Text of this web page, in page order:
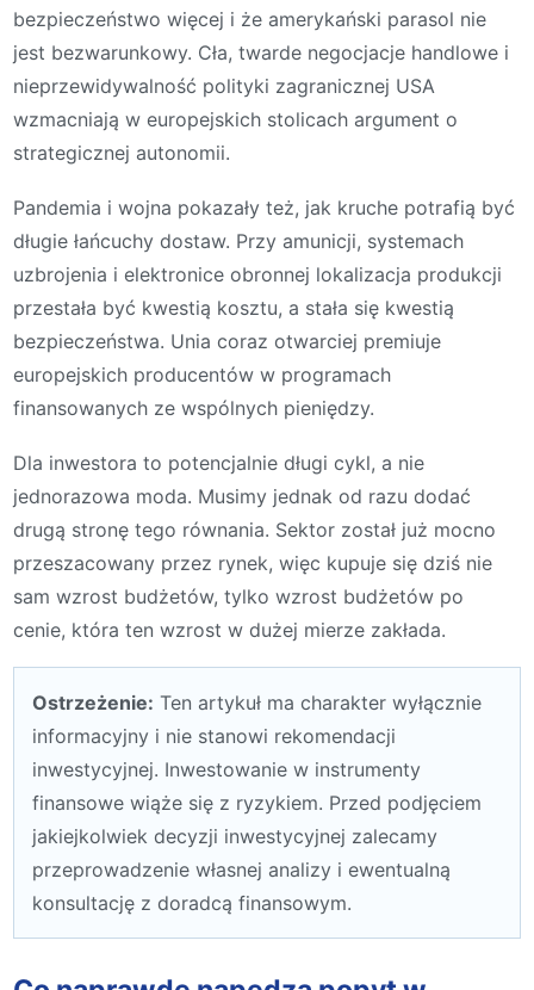
bezpieczeństwo więcej i że amerykański parasol nie
jest bezwarunkowy. Cła, twarde negocjacje handlowe i
nieprzewidywalność polityki zagranicznej USA
wzmacniają w europejskich stolicach argument o
strategicznej autonomii.
Pandemia i wojna pokazały też, jak kruche potrafią być
długie łańcuchy dostaw. Przy amunicji, systemach
uzbrojenia i elektronice obronnej lokalizacja produkcji
przestała być kwestią kosztu, a stała się kwestią
bezpieczeństwa. Unia coraz otwarciej premiuje
europejskich producentów w programach
finansowanych ze wspólnych pieniędzy.
Dla inwestora to potencjalnie długi cykl, a nie
jednorazowa moda. Musimy jednak od razu dodać
drugą stronę tego równania. Sektor został już mocno
przeszacowany przez rynek, więc kupuje się dziś nie
sam wzrost budżetów, tylko wzrost budżetów po
cenie, która ten wzrost w dużej mierze zakłada.
Ostrzeżenie: Ten artykuł ma charakter wyłącznie
informacyjny i nie stanowi rekomendacji
inwestycyjnej. Inwestowanie w instrumenty
finansowe wiąże się z ryzykiem. Przed podjęciem
jakiejkolwiek decyzji inwestycyjnej zalecamy
przeprowadzenie własnej analizy i ewentualną
konsultację z doradcą finansowym.